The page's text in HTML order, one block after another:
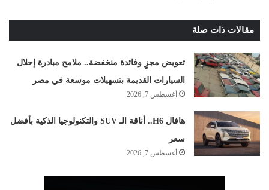
مقالات ذات صلة
تعويض مجزٍ وفائدة منخفضة.. ملامح مبادرة إحلال
السيارات القديمة بتسهيلات موسعة في مصر
أغسطس 7, 2026
هافال H6.. أناقة الـ SUV والتكنولوجيا الذكية بأفضل
سعر
أغسطس 7, 2026